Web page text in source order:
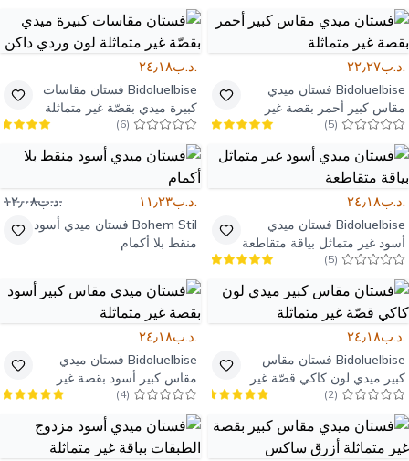
.د.ب٢٢٫٢٧
Bidoluelbise فستان ميدي
مقاس كبير أحمر بقصة غير
متماثلة
(
5
)
.د.ب٢٤٫١٨
Bidoluelbise فستان مقاسات
كبيرة ميدي بقصّة غير متماثلة
لون وردي داكن
(
6
)
.د.ب٢٤٫١٨
Bidoluelbise فستان ميدي
أسود غير متماثل بياقة متقاطعة
(
5
)
.د.ب١١٫٢٣ .د.ب١٢٫٠٨
Bohem Stil فستان ميدي أسود
منقط بلا أكمام
.د.ب٢٤٫١٨
Bidoluelbise فستان مقاس
كبير ميدي لون كاكي قصّة غير
متماثلة
(
2
)
.د.ب٢٤٫١٨
Bidoluelbise فستان ميدي
مقاس كبير أسود بقصة غير
متماثلة
(
4
)